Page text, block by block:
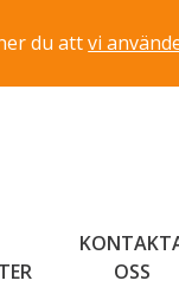
du attvi
OSS